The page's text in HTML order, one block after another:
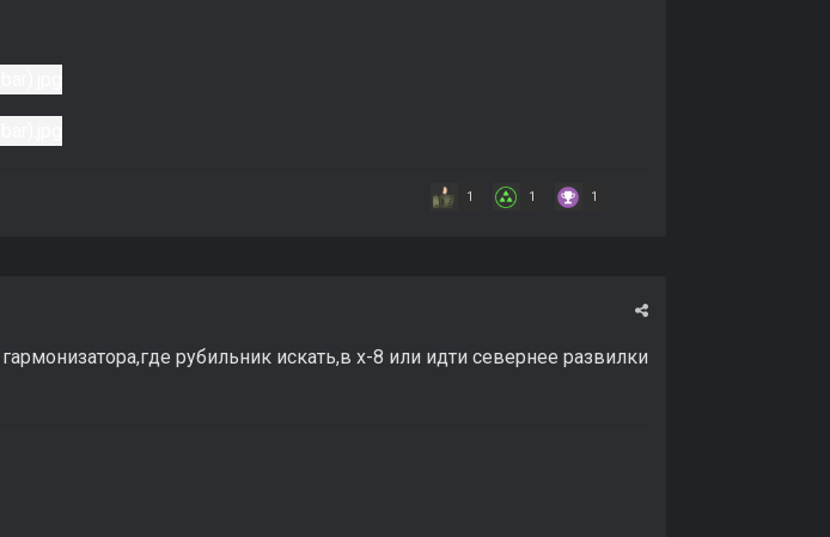
1 1 1
рубильник искать,в х-8 или идти севернее развилки